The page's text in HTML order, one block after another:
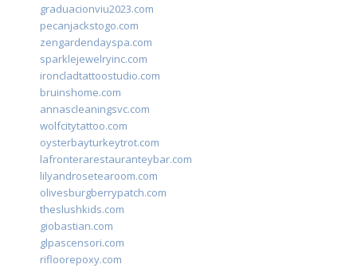
graduacionviu2023.com
pecanjackstogo.com
zengardendayspa.com
sparklejewelryinc.com
ironcladtattoostudio.com
bruinshome.com
annascleaningsvc.com
wolfcitytattoo.com
oysterbayturkeytrot.com
lafronterarestauranteybar.com
lilyandrosetearoom.com
olivesburgberrypatch.com
theslushkids.com
giobastian.com
glpascensori.com
rifloorepoxy.com